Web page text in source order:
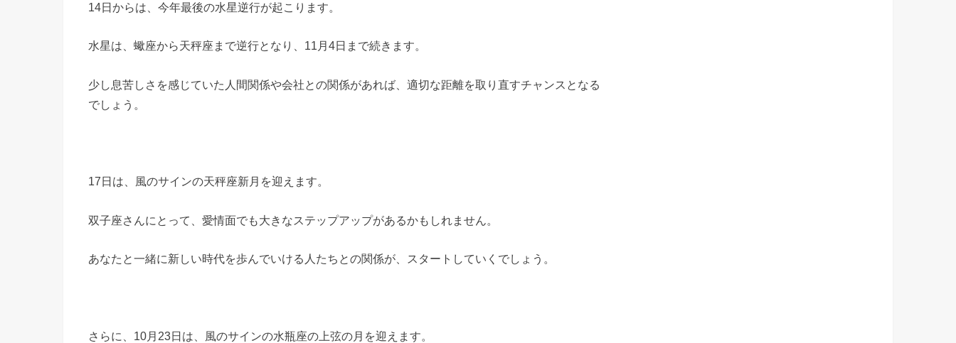
14日からは、今年最後の水星逆行が起こります。
水星は、蠍座から天秤座まで逆行となり、11月4日まで続きます。
少し息苦しさを感じていた人間関係や会社との関係があれば、適切な距離を取り直すチャンスとなる
でしょう。
17日は、風のサインの天秤座新月を迎えます。
双子座さんにとって、愛情面でも大きなステップアップがあるかもしれません。
あなたと一緒に新しい時代を歩んでいける人たちとの関係が、スタートしていくでしょう。
さらに、10月23日は、風のサインの水瓶座の上弦の月を迎えます。